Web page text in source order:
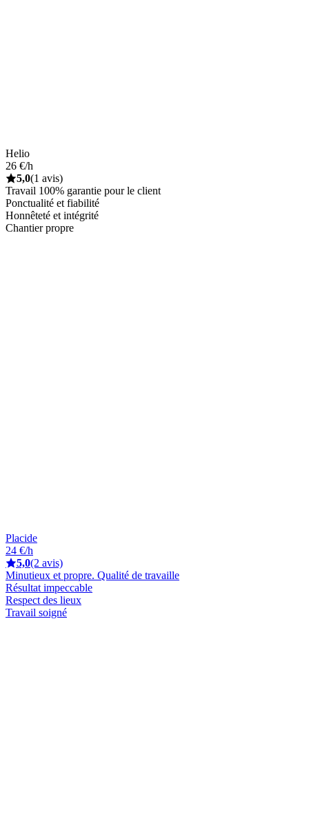
Helio
26 €/h
5,0(1 avis)
Travail 100% garantie pour le client
Ponctualité et fiabilité
Honnêteté et intégrité
Chantier propre
Placide
24 €/h
5,0(2 avis)
Minutieux et propre. Qualité de travaille
Résultat impeccable
Respect des lieux
Travail soigné